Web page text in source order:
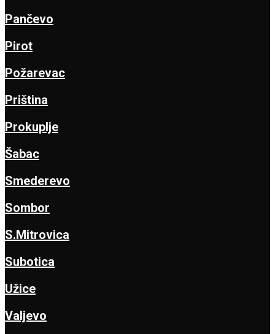
Pančevo
Pirot
Požarevac
Priština
Prokuplje
Šabac
Smederevo
Sombor
S.Mitrovica
Subotica
Užice
Valjevo